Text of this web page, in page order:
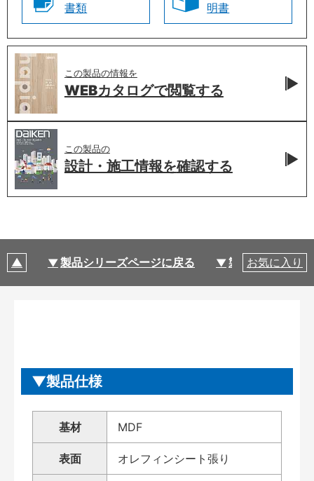
書類
明書
この製品の情報を
WEBカタログで閲覧する
この製品の
設計・施工情報を確認する
製品シリーズページに戻る 製品仕様
お気に入り
製品仕様
基材 MDF
表面 オレフィンシート張り